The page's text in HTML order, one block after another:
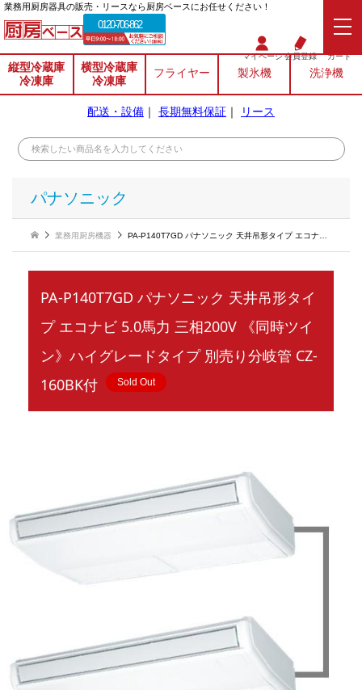
業務⽤厨房器具の販売・リースなら厨房ベースにお任せください！
0120-706-862
マイページ会員登録 カート
縦型冷蔵庫
冷凍庫
横型冷蔵庫
冷凍庫
フライヤー 製氷機 洗浄機
配送・設備 ｜ 長期無料保証 ｜ リース
パナソニック
業務用厨房機器 PA-P140T7GD パナソニック 天井吊形タイプ エコナビ 5.0馬力 三相200V 《同時ツイン》ハイグレードタイプ 別売り分岐管 CZ-160BK付
PA-P140T7GD パナソニック 天井吊形タイ
プ エコナビ 5.0馬力 三相200V 《同時ツイ
ン》ハイグレードタイプ 別売り分岐管 CZ-
160BK付
Sold Out